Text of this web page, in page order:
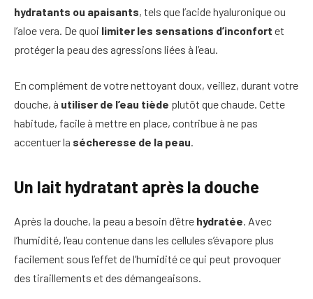
hydratants ou apaisants, tels que l’acide hyaluronique ou
l’aloe vera. De quoi limiter les sensations d’inconfort et
protéger la peau des agressions liées à l’eau.
En complément de votre nettoyant doux, veillez, durant votre
douche, à utiliser de l’eau tiède plutôt que chaude. Cette
habitude, facile à mettre en place, contribue à ne pas
accentuer la sécheresse de la peau.
Un lait hydratant après la douche
Après la douche, la peau a besoin d’être hydratée . Avec
l’humidité, l’eau contenue dans les cellules s’évapore plus
facilement sous l’effet de l’humidité ce qui peut provoquer
des tiraillements et des démangeaisons.